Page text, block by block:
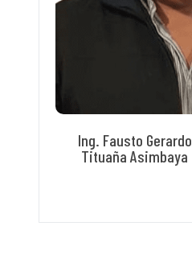
Ing. Fausto Gerardo
Tituaña Asimbaya